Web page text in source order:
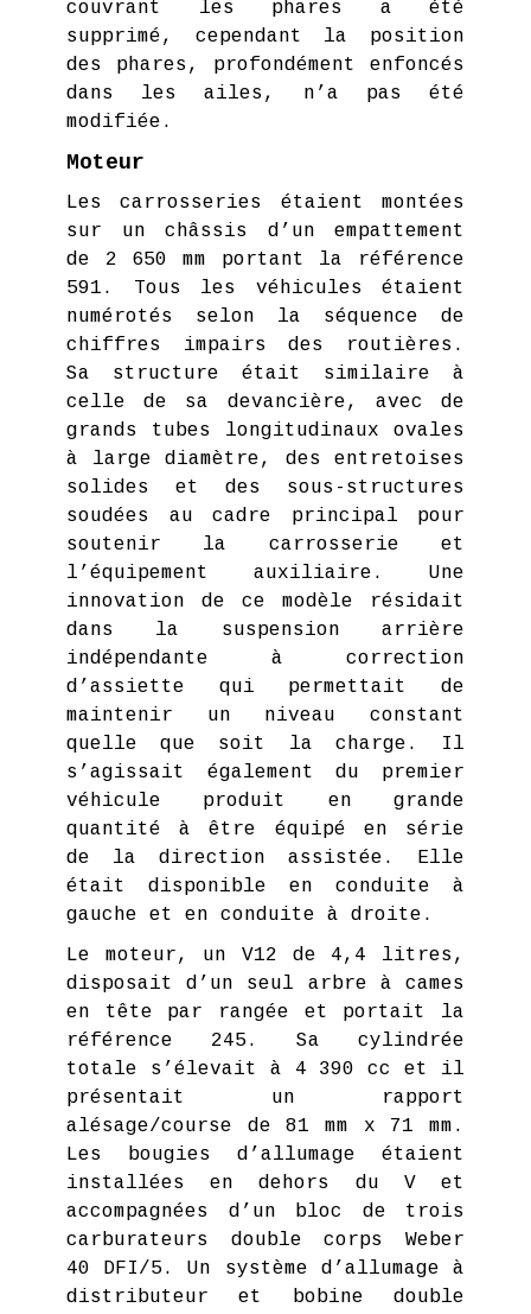
couvrant les phares a été
supprimé, cependant la position
des phares, profondément enfoncés
dans les ailes, n’a pas été
modifiée.
Moteur
Les carrosseries étaient montées
sur un châssis d’un empattement
de 2 650 mm portant la référence
591. Tous les véhicules étaient
numérotés selon la séquence de
chiffres impairs des routières.
Sa structure était similaire à
celle de sa devancière, avec de
grands tubes longitudinaux ovales
à large diamètre, des entretoises
solides et des sous-structures
soudées au cadre principal pour
soutenir la carrosserie et
l’équipement auxiliaire. Une
innovation de ce modèle résidait
dans la suspension arrière
indépendante à correction
d’assiette qui permettait de
maintenir un niveau constant
quelle que soit la charge. Il
s’agissait également du premier
véhicule produit en grande
quantité à être équipé en série
de la direction assistée. Elle
était disponible en conduite à
gauche et en conduite à droite.
Le moteur, un V12 de 4,4 litres,
disposait d’un seul arbre à cames
en tête par rangée et portait la
référence 245. Sa cylindrée
totale s’élevait à 4 390 cc et il
présentait un rapport
alésage/course de 81 mm x 71 mm.
Les bougies d’allumage étaient
installées en dehors du V et
accompagnées d’un bloc de trois
carburateurs double corps Weber
40 DFI/5. Un système d’allumage à
distributeur et bobine double